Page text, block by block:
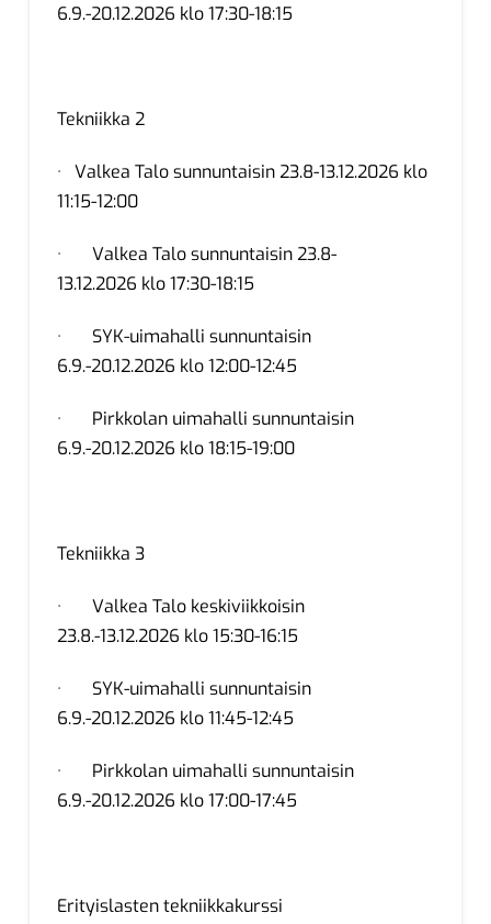
6.9.-20.12.2026 klo 17:30-18:15
Tekniikka 2
· Valkea Talo sunnuntaisin 23.8-13.12.2026 klo
11:15-12:00
· Valkea Talo sunnuntaisin 23.8-
13.12.2026 klo 17:30-18:15
· SYK-uimahalli sunnuntaisin
6.9.-20.12.2026 klo 12:00-12:45
· Pirkkolan uimahalli sunnuntaisin
6.9.-20.12.2026 klo 18:15-19:00
Tekniikka 3
· Valkea Talo keskiviikkoisin
23.8.-13.12.2026 klo 15:30-16:15
· SYK-uimahalli sunnuntaisin
6.9.-20.12.2026 klo 11:45-12:45
· Pirkkolan uimahalli sunnuntaisin
6.9.-20.12.2026 klo 17:00-17:45
Erityislasten tekniikkakurssi